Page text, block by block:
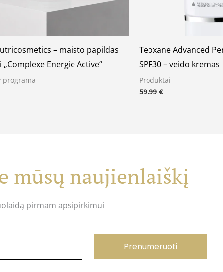
– maisto papildas
„Complexe Energie Active“
programa
Teoxane Advanced
SPF30 – veido kremas
Produktai
59.99 €
mūsų naujienlaiškį
pirmam apsipirkimui
Prenumeruoti